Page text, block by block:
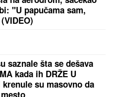
za nedelju